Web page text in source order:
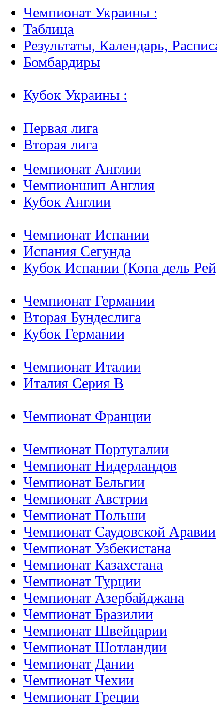
Чемпионат Украины :
Таблица
Результаты, Календарь,
Бомбардиры
Кубок Украины :
Первая лига
Вторая лига
Чемпионат Англии
Чемпионшип Англия
Кубок Англии
Чемпионат Испании
Испания Сегунда
Кубок Испании (Копа дель
Чемпионат Германии
Вторая Бундеслига
Кубок Германии
Чемпионат Италии
Италия Серия B
Чемпионат Франции
Чемпионат Португалии
Чемпионат Нидерландов
Чемпионат Бельгии
Чемпионат Австрии
Чемпионат Польши
Чемпионат Саудовской Аравии
Чемпионат Узбекистана
Чемпионат Казахстана
Чемпионат Турции
Чемпионат Азербайджана
Чемпионат Бразилии
Чемпионат Швейцарии
Чемпионат Шотландии
Чемпионат Дании
Чемпионат Чехии
Чемпионат Греции